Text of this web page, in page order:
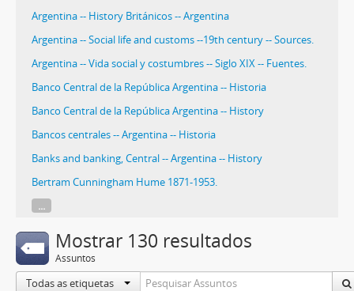
Argentina -- History Británicos -- Argentina
Argentina -- Social life and customs --19th century -- Sources.
Argentina -- Vida social y costumbres -- Siglo XIX -- Fuentes.
Banco Central de la República Argentina -- Historia
Banco Central de la República Argentina -- History
Bancos centrales -- Argentina -- Historia
Banks and banking, Central -- Argentina -- History
Bertram Cunningham Hume 1871-1953.
...
Mostrar 130 resultados
Assuntos
Todas as etiquetas